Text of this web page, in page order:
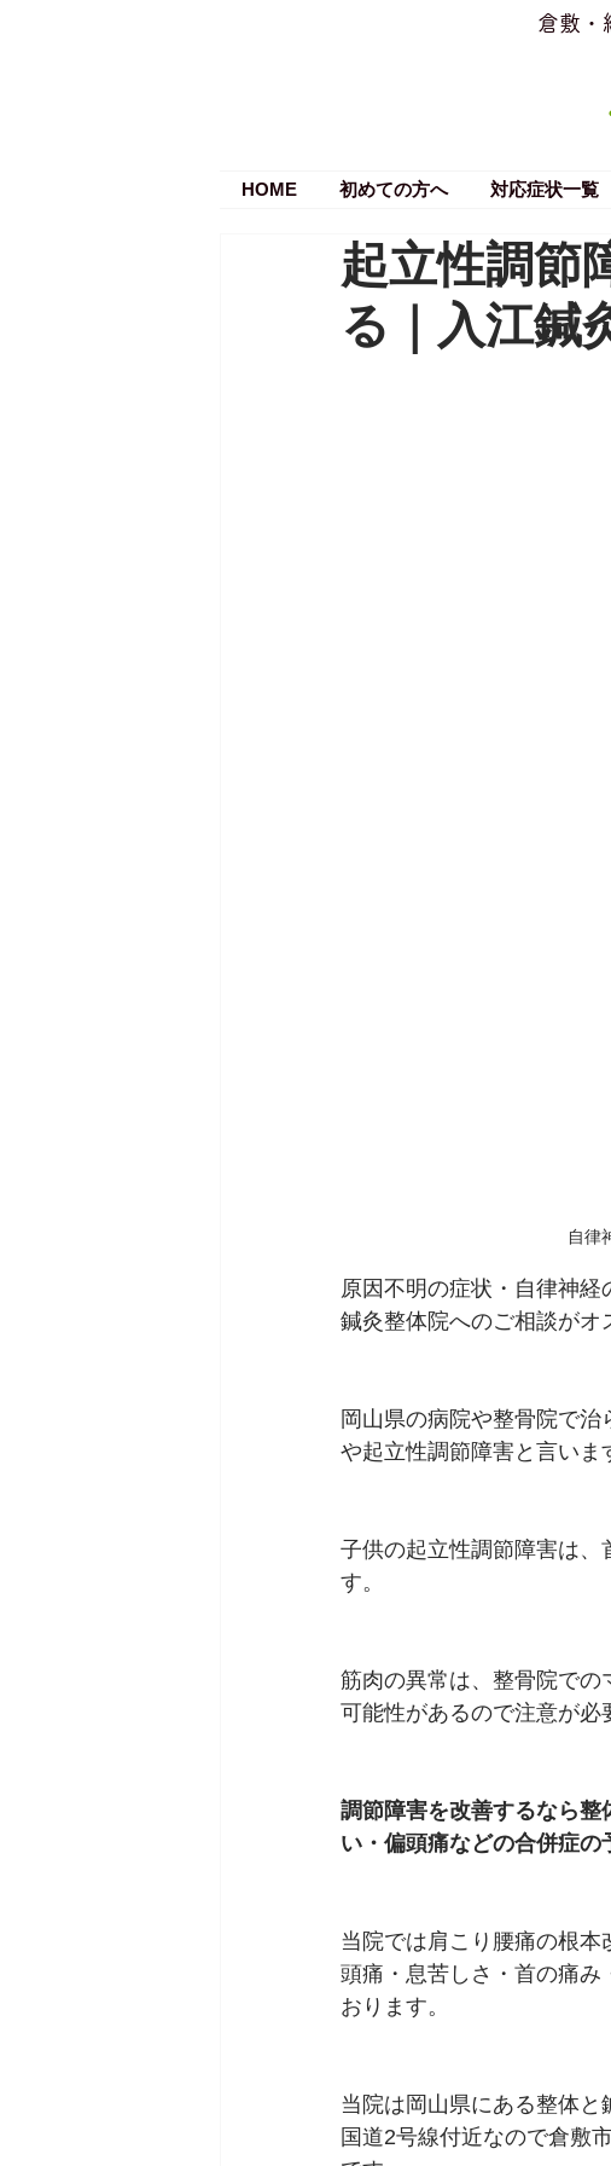
倉敷・
HOME
初めての方へ 対応症状一覧
起立性調節
る｜入江鍼
自律
原因不明の症状・自律神
鍼灸整体院へのご相談がオ
岡山県の病院や整骨院で
や起立性調節障害と言いま
子供の起立性調節障害は、
す。
筋肉の異常は、整骨院での
可能性があるので注意が必
調節障害を改善するなら整
い・偏頭痛などの合併症の
当院では肩こり腰痛の根
頭痛・息苦しさ・首の痛み
おります。
当院は岡山県にある整体と
国道2号線付近なので倉敷